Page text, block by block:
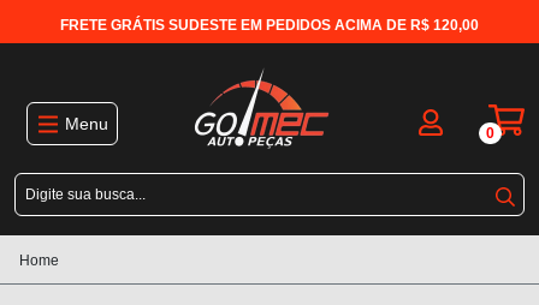
FRETE GRÁTIS SUDESTE EM PEDIDOS ACIMA DE R$ 120,00
Menu 0
Home